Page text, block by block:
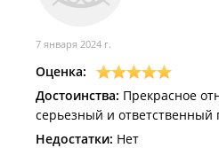
7 января 2024 г.
Оценка:
Достоинства: Прекрасное
серьезный и ответственный
Недостатки: Нет